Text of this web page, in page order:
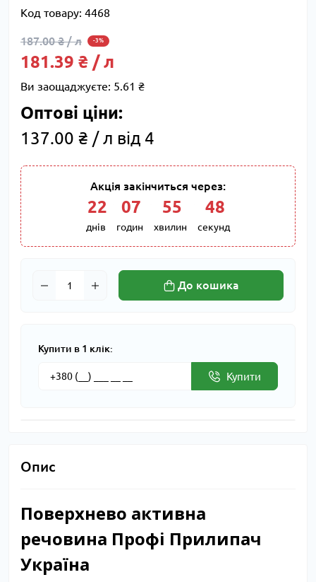
Код товару: 4468
187.00 ₴ / л -3%
181.39 ₴ / л
Ви заощаджуєте: 5.61 ₴
Оптові ціни:
137.00 ₴ / л від 4
Акція закінчиться через:
22
днів
07
годин
55
хвилин
47
секунд
До кошика
Купити в 1 клік:
Купити
Опис
Поверхнево активна
речовина Профі Прилипач
Україна